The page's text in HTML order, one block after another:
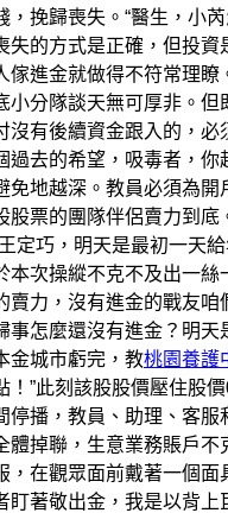
，挽歸喪失。“醫生，小
失的方式是正確，但投資
傢進金就做得不符常理瞭
小分隊談天無可厚非。但
沒有後續資金跟入的，必
過去的希望，吸毒者，你
免地越深。教員必須為開
股票的團隊伴侶賣力到底
定巧，明天是最初一天
本次操縱不克不及出一絲
賣力，沒有進金的戰友咱
事怎麼還沒有進金？明天
金城市虧完，教桃園養護
！”此刻該股股價壓住股
停播，教員、助理、客服
體掉聯，生意業務賬戶不
，在觀眾面前戴著一個面
盯著敬出金，我是以背上